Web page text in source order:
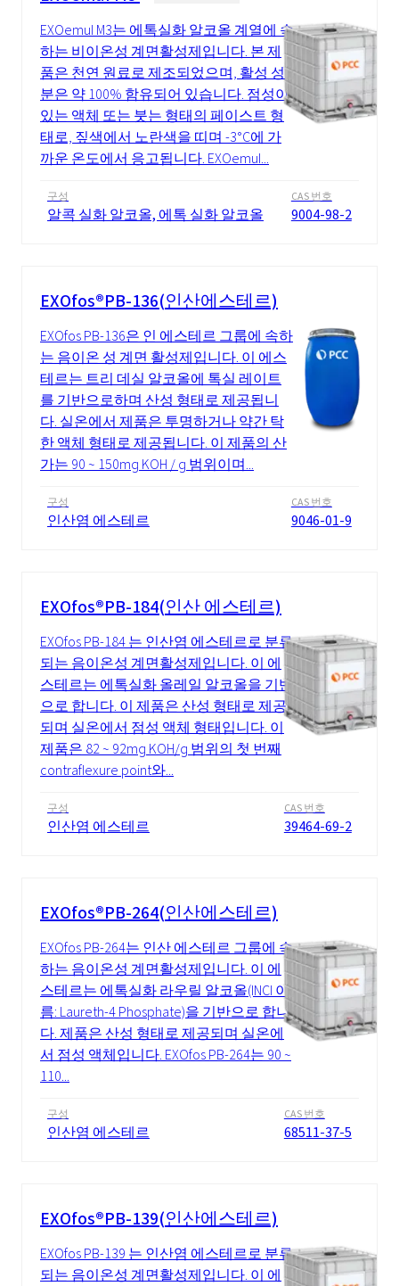
EXOemul M3는 에톡실화 알코올 계열에 속
하는 비이온성 계면활성제입니다. 본 제
품은 천연 ​​원료로 제조되었으며, 활성 성
분은 약 100% 함유되어 있습니다. 점성이
있는 액체 또는 붓는 형태의 페이스트 형
태로, 짚색에서 노란색을 띠며 -3°C에 가
까운 온도에서 응고됩니다. EXOemul...
구성
알콕 실화 알코올, 에톡 실화 알코올
CAS 번호
9004-98-2
EXOfos®PB-136(인산에스테르)
EXOfos PB-136은 인 에스테르 그룹에 속하
는 음이온 성 계면 활성제입니다. 이 에스
테르는 트리 데실 알코올에 톡실 레이트
를 기반으로하며 산성 형태로 제공됩니
다. 실온에서 제품은 투명하거나 약간 탁
한 액체 형태로 제공됩니다. 이 제품의 산
가는 90 ~ 150mg KOH / g 범위이며...
구성
인산염 에스테르
CAS 번호
9046-01-9
EXOfos®PB-184(인산 에스테르)
EXOfos PB-184 는 인산염 에스테르로 분류
되는 음이온성 계면활성제입니다. 이 에
스테르는 에톡실화 올레일 알코올을 기반
으로 합니다. 이 제품은 산성 형태로 제공
되며 실온에서 점성 액체 형태입니다. 이
제품은 82 ~ 92mg KOH/g 범위의 첫 번째
contraflexure point와...
구성
인산염 에스테르
CAS 번호
39464-69-2
EXOfos®PB-264(인산에스테르)
EXOfos PB-264는 인산 에스테르 그룹에 속
하는 음이온성 계면활성제입니다. 이 에
스테르는 에톡실화 라우릴 알코올(INCI 이
름: Laureth-4 Phosphate)을 기반으로 합니
다. 제품은 산성 형태로 제공되며 실온에
서 점성 액체입니다. EXOfos PB-264는 90 ~
110...
구성
인산염 에스테르
CAS 번호
68511-37-5
EXOfos®PB-139(인산에스테르)
EXOfos PB-139 는 인산염 에스테르로 분류
되는 음이온성 계면활성제입니다. 이 에